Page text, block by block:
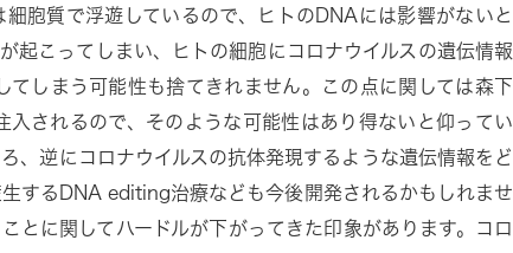
胞質で浮遊しているので、ヒトのDNAには影響がないと
起こってしまい、ヒトの細胞にコロナウイルスの遺伝情報
しまう可能性も捨てきれません。この点に関しては森下
されるので、そのような可能性はあり得ないと仰ってい
、逆にコロナウイルスの抗体発現するような遺伝情報をど
するDNA editing治療なども今後開発されるかもしれませ
とに関してハードルが下がってきた印象があります。コロ